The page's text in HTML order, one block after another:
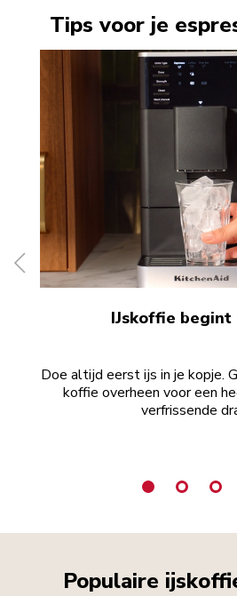
Tips voor je
IJskoffie begint
Doe altijd eerst ijs in je kopje.
koffie overheen voor een
verfrissende
Populaire